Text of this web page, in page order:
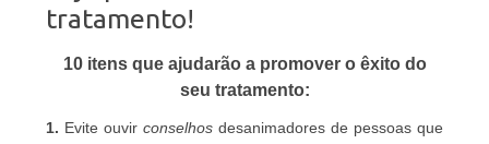
tratamento!
10 itens que ajudarão a promover o êxito do
seu tratamento:
1. Evite ouvir conselhosdesanimadores de pessoas que